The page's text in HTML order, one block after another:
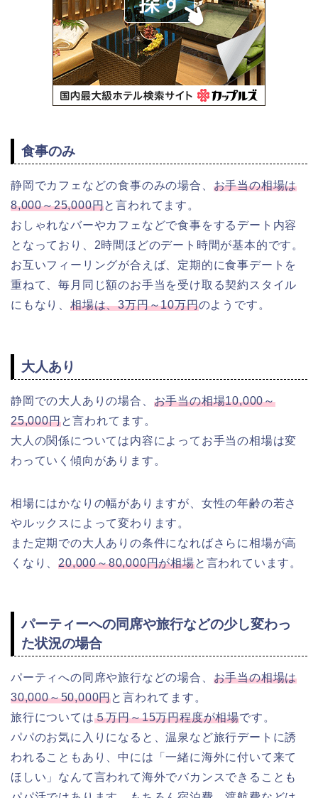
食事のみ
静岡でカフェなどの食事のみの場合、 お手当の相場は
8,000～25,000円と言われてます。
おしゃれなバーやカフェなどで食事をするデート内容
となっており、2時間ほどのデート時間が基本的です。
お互いフィーリングが合えば、定期的に食事デートを
重ねて、毎月同じ額のお手当を受け取る契約スタイル
にもなり、 相場は、3万円～10万円のようです。
大人あり
静岡での大人ありの場合、 お手当の相場10,000～
25,000円と言われてます。
大人の関係については内容によってお手当の相場は変
わっていく傾向があります。
相場にはかなりの幅がありますが、女性の年齢の若さ
やルックスによって変わります。
また定期での大人ありの条件になればさらに相場が高
くなり、20,000～80,000円が相場と言われています。
パーティーへの同席や旅行などの少し変わっ
た状況の場合
パーティへの同席や旅行などの場合、 お手当の相場は
30,000～50,000円と言われてます。
旅行については５万円～15万円程度が相場です。
パパのお気に入りになると、温泉など旅行デートに誘
われることもあり、中には「一緒に海外に付いて来て
ほしい」なんて言われて海外でバカンスできることも